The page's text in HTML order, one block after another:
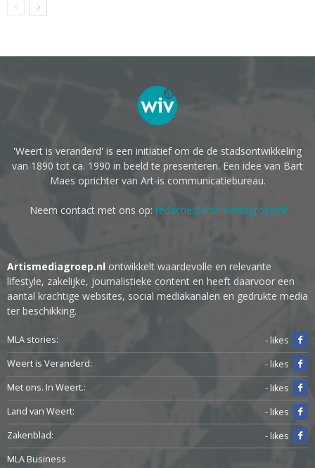
'Weert is veranderd' is een initiatief om de de stadsontwikkeling
van 1890 tot ca. 1990 in beeld te presenteren. Een idee van Bart
Maes oprichter van Art-is communicatiebureau.
Neem contact met ons op: redactie@artismediagroep.nl
Artismediagroep.nl ontwikkelt waardevolle en relevante
lifestyle, zakelijke, journalistieke content en heeft daarvoor een
aantal krachtige websites, social mediakanalen en gedrukte media
ter beschikking.
MLA stories:
- likes
Weert is Veranderd:
- likes
Met ons. In Weert.:
- likes
Land van Weert:
- likes
Zakenblad:
- likes
MLA Business